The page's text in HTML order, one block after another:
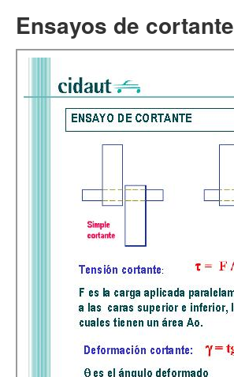
Ensayos de cortante